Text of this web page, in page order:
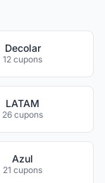
Decolar
12 cupons
LATAM
26 cupons
Azul
21 cupons